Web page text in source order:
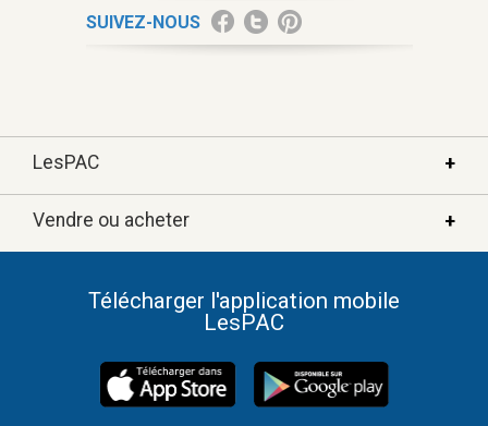
SUIVEZ-NOUS
LesPAC
À propos de LesPAC
Nous joindre
Vendre ou acheter
Automobiles populaires
Conseils de sécurité
Télécharger l'application mobile
LesPAC